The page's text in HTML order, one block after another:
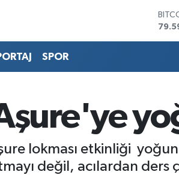
SPOR
lokması etkinliği
değil, acılardan ders